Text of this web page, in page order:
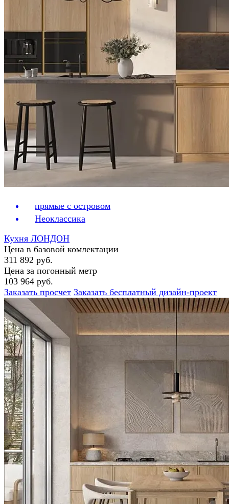
прямые с островом
Неоклассика
Кухня ЛОНДОН
Цена в базовой комлектации
311 892 руб.
Цена за погонный метр
103 964 руб.
Заказать просчет Заказать бесплатный дизайн-проект